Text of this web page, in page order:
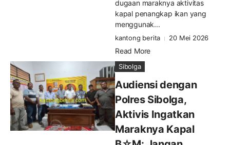
dugaan maraknya aktivitas
kapal penangkap ikan yang
menggunak...
kantong berita 20 Mei 2026
Read More
Sibolga
Audiensi dengan
Polres Sibolga,
Aktivis Ingatkan
Maraknya Kapal